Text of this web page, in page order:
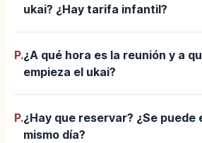
ukai? ¿Hay tarifa infantil?
P.¿A qué hora es la reunión y a
empieza el ukai?
P.¿Hay que reservar? ¿Se puede
mismo día?